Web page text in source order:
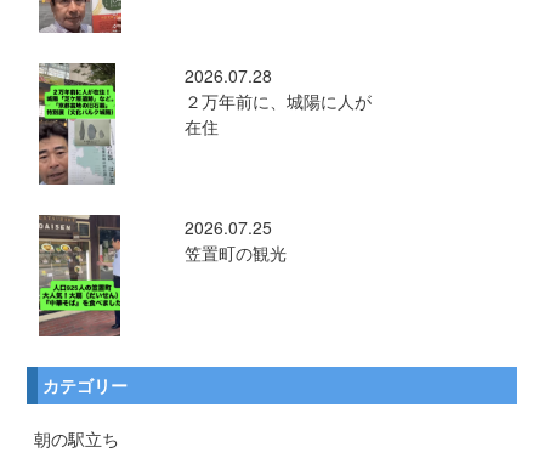
2026.07.28
２万年前に、城陽に人が
在住
2026.07.25
笠置町の観光
カテゴリー
朝の駅立ち